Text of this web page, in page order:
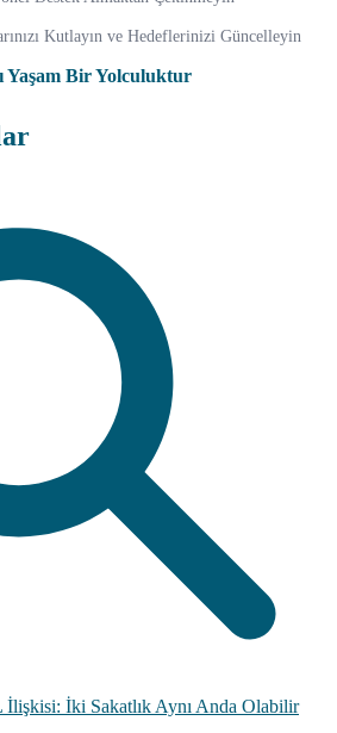
Kutlayın ve Hedeflerinizi Güncelleyin
Yaşam Bir Yolculuktur
İlişkisi: İki Sakatlık Aynı Anda Olabilir